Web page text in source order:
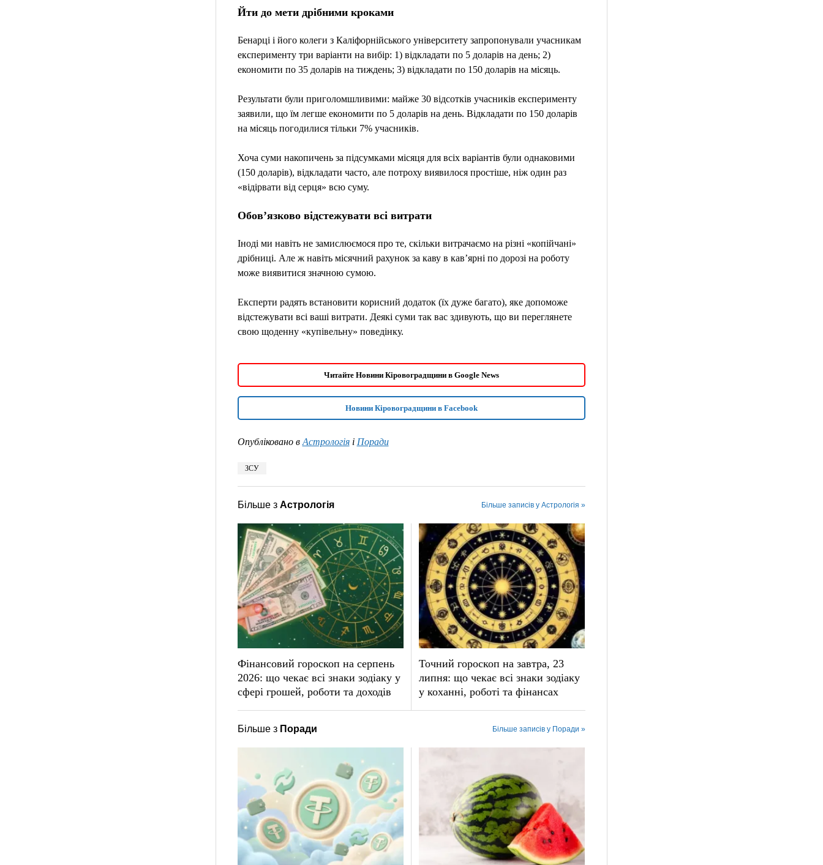
Йти до мети дрібними кроками
Бенарці і його колеги з Каліфорнійського університету запропонували учасникам
експерименту три варіанти на вибір: 1) відкладати по 5 доларів на день; 2)
економити по 35 доларів на тиждень; 3) відкладати по 150 доларів на місяць.
Результати були приголомшливими: майже 30 відсотків учасників експерименту
заявили, що їм легше економити по 5 доларів на день. Відкладати по 150 доларів
на місяць погодилися тільки 7% учасників.
Хоча суми накопичень за підсумками місяця для всіх варіантів були однаковими
(150 доларів), відкладати часто, але потроху виявилося простіше, ніж один раз
«відірвати від серця» всю суму.
Обов’язково відстежувати всі витрати
Іноді ми навіть не замислюємося про те, скільки витрачаємо на різні «копійчані»
дрібниці. Але ж навіть місячний рахунок за каву в кав’ярні по дорозі на роботу
може виявитися значною сумою.
Експерти радять встановити корисний додаток (їх дуже багато), яке допоможе
відстежувати всі ваші витрати. Деякі суми так вас здивують, що ви переглянете
свою щоденну «купівельну» поведінку.
Читайте Новини Кіровоградщини в Google News
Новини Кіровоградщини в Facebook
Опубліковано в Астрологіяі Поради
ЗСУ
Більше з Астрологія Більше записів у Астрологія »
Фінансовий гороскоп на серпень
2026: що чекає всі знаки зодіаку у
сфері грошей, роботи та доходів
Точний гороскоп на завтра, 23
липня: що чекає всі знаки зодіаку
у коханні, роботі та фінансах
Більше з Поради Більше записів у Поради »